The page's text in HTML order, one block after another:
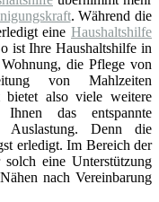
. Während die
eine Haushaltshilfe
ist Ihre Haushaltshilfe in
die Pflege von
von Mahlzeiten
bietet also viele weitere
Ihnen das entspannte
Auslastung. Denn die
erledigt. Im Bereich der
eine Unterstützung
nach Vereinbarung